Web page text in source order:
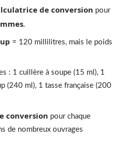
de conversion pour
.
= 120 millilitres, mais le poids
: 1 cuillère à soupe (15 ml), 1
(240 ml), 1 tasse française (200
conversion pour chaque
de nombreux ouvrages